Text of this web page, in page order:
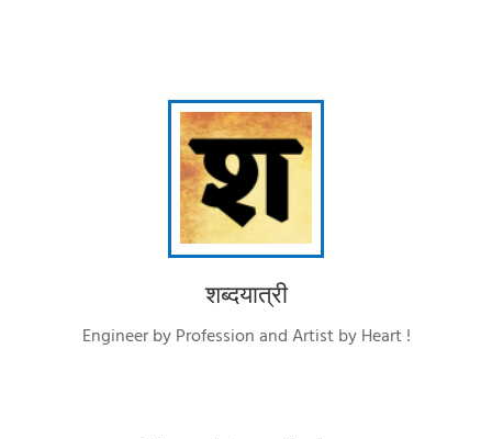
शब्दयात्री
Engineer by Profession and Artist by Heart !